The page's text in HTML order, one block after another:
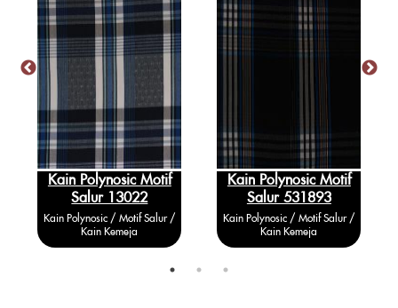
Kain Polynosic Motif
Salur 13022
Kain Polynosic / Motif Salur /
Kain Kemeja
Kain Polynosic Motif
Salur 531893
Kain Polynosic / Motif Salur /
Kain Kemeja